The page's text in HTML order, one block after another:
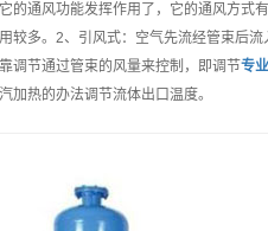
的通风功能发挥作用了，它的通风方式
较多。2、引风式：空气先流经管束后
调节通过管束的风量来控制，即调节专业
加热的办法调节流体出口温度。